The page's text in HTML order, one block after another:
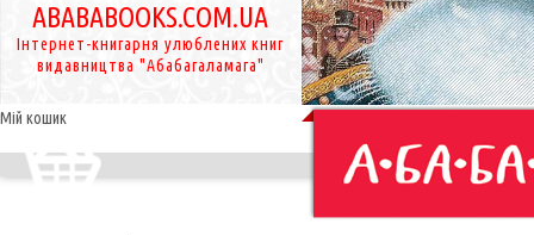
ABABABOOKS.COM.UA
Інтернет-книгарня улюблених книг
видавництва "Абабагаламага"
Мій кошик